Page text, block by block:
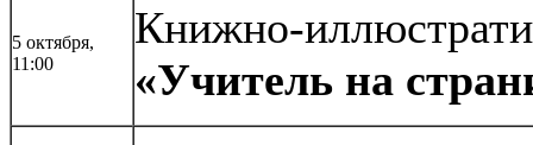
5 октября,
11:00
Книжно-
«Учитель на